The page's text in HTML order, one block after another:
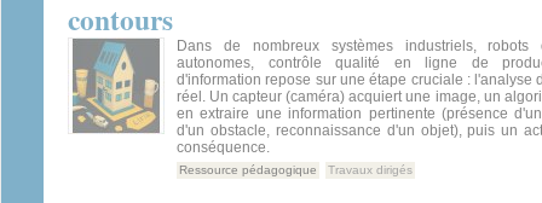
contours
Dans de nombreux systèmes industriels,
autonomes, contrôle qualité en ligne de
d'information repose sur une étape cruciale : l'analyse
réel. Un capteur (caméra) acquiert une image, un
en extraire une information pertinente (présence
d'un obstacle, reconnaissance d'un objet), puis un
conséquence.
Ressource pédagogique Travaux dirigés